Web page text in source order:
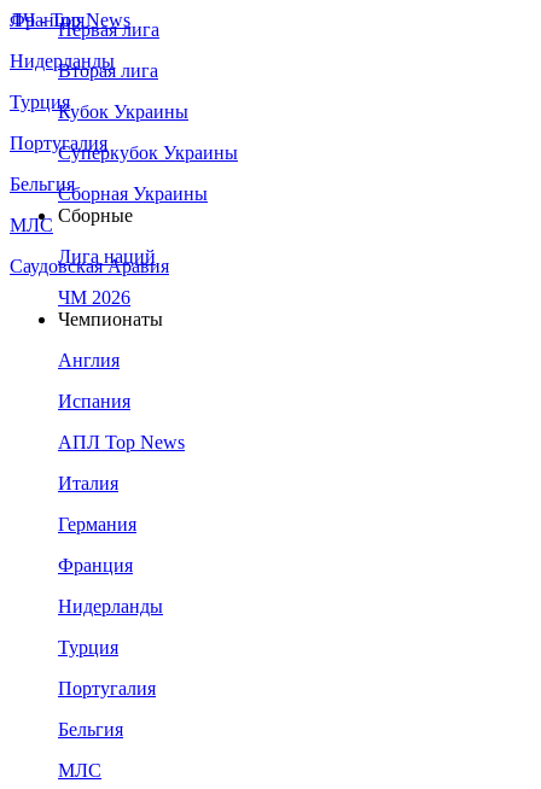
Франция
Нидерланды
Турция
Португалия
Бельгия
МЛС
Саудовская Аравия
ЛЧ - Top News
Первая лига
Вторая лига
Кубок Украины
Суперкубок Украины
Сборная Украины
Сборные
Лига наций
ЧМ 2026
Чемпионаты
Англия
Испания
АПЛ Top News
Италия
Германия
Франция
Нидерланды
Турция
Португалия
Бельгия
МЛС